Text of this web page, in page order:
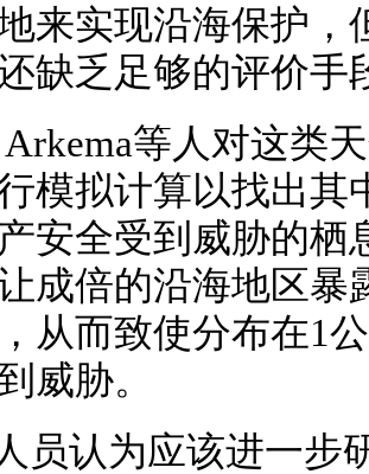
来实现沿海保护，
缺乏足够的评价手
Arkema等人对这类
模拟计算以找出其
安全受到威胁的栖
成倍的沿海地区暴
从而致使分布在1
威胁。
员认为应该进一步